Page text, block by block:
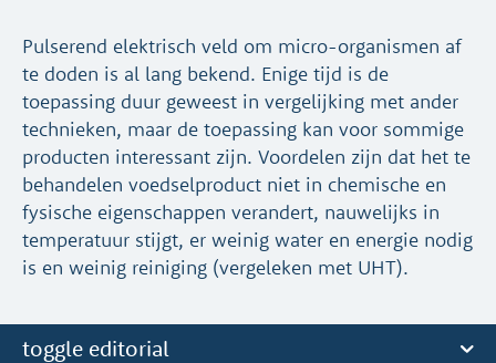
Pulserend elektrisch veld om micro-organismen af
te doden is al lang bekend. Enige tijd is de
toepassing duur geweest in vergelijking met ander
technieken, maar de toepassing kan voor sommige
producten interessant zijn. Voordelen zijn dat het te
behandelen voedselproduct niet in chemische en
fysische eigenschappen verandert, nauwelijks in
temperatuur stijgt, er weinig water en energie nodig
is en weinig reiniging (vergeleken met UHT).
toggle editorial